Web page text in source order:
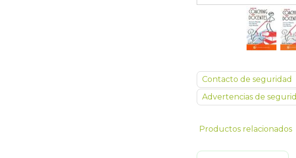
Contacto de seguridad
Advertencias de
Productos relacionados